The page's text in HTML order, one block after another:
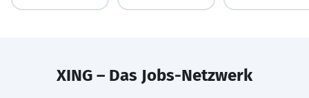
XING – Das Jobs-Netzwerk